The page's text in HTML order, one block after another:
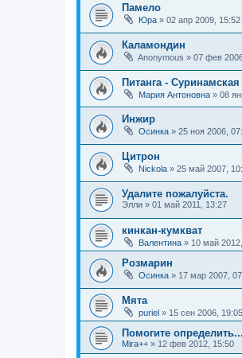
Памело
Юра » 02 апр 2009, 15:52
Каламондин
Anonymous » 07 фев
Питанга -
Мария Антоновна » 08
Инжир
Осинка » 25 ноя 2006,
Цитрон
Nickola » 25 май 2007,
Удалите пожалуйста.
Элли » 01 май 2011, 13:27
кинкан-кумкват
Валентина » 10 май
Розмарин
Осинка » 17 мар 2007,
Мята
puriel » 15 сен 2006, 19:05
Помогите определить...
Mira++ » 12 фев 2012, 15:50